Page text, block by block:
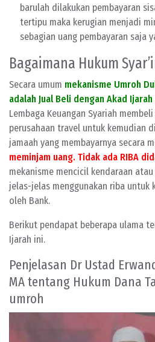
barulah dilakukan pembayaran
tertipu maka kerugian menjadi
sebagian uang pembayaran saja
Bagaimana Hukum
Secara umum mekanisme Umroh
adalah Jual Beli dengan Akad
Lembaga Keuangan Syariah
perusahaan travel untuk kemudian
jamaah yang membayarnya secara
meminjam uang. Tidak ada RIBA
mekanisme mencicil kendaraan
jelas-jelas menggunakan riba untuk
oleh Bank.
Berikut pendapat beberapa ulama
Ijarah ini.
Penjelasan Dr Ustad
MA tentang Hukum Dana
umroh